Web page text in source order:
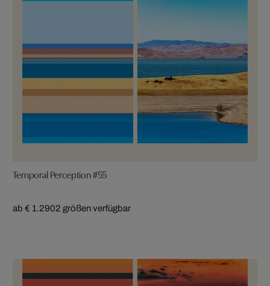
Temporal Perception #55
ab € 1.2902 größen verfügbar